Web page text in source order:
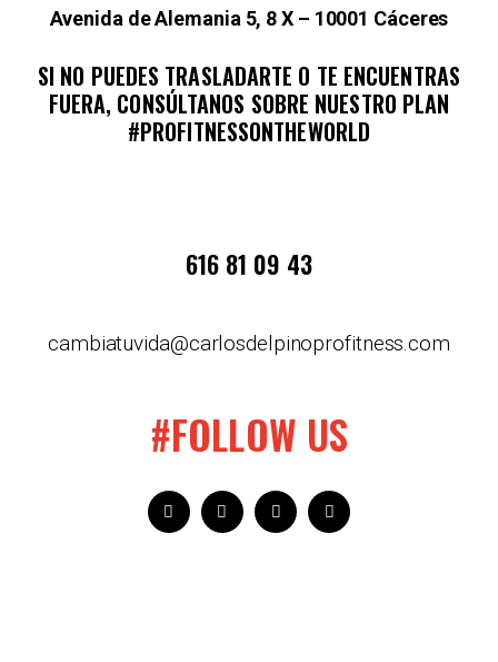
Avenida de Alemania 5, 8 X – 10001 Cáceres
SI NO PUEDES TRASLADARTE O TE ENCUENTRAS
FUERA, CONSÚLTANOS SOBRE NUESTRO PLAN
#PROFITNESSONTHEWORLD
616 81 09 43
cambiatuvida@carlosdelpinoprofitness.com
#FOLLOW US